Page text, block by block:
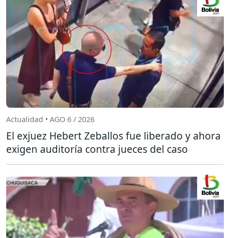
Actualidad • AGO 6 / 2026
El exjuez Hebert Zeballos fue liberado y ahora
exigen auditoría contra jueces del caso